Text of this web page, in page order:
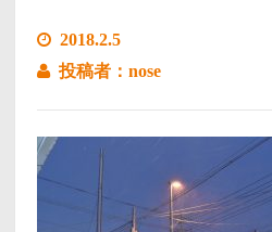
2018.2.5
投稿者：nose